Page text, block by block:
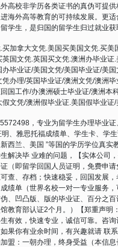
高校非学历各类证书的真伪可提
海外高等教育的可持续发展。更
学生，是归国的留学生归过就业
买加拿大文凭.美国买美国文凭.买
英国文凭.英国买文凭.澳洲办毕业
办毕业证/美国文凭/美国毕业证/美
凭办理/英国毕业证/澳洲文凭/澳洲
国工作/办澳洲硕士毕业证/澳洲本
假文凭/澳洲假毕业证.美国假毕业
，专业为留学生办理毕业
、雅思托福成绩单、学生卡、学
西兰、美国 ”等国的学历学位真
解决毕 业难的问题，【实体公司
（即留学回国人员证明，免费申
查、存档；快速稳妥，回国发展
绩单（世界名校一对一专业服务
、凹凸版、版的毕业证、百分之
教育部认证2个月。）【郑重声明
有效，快速专业，诚信可靠。咨
果你有业余时间，有兴趣就请 联
盟：一朝办理，终身受益（本信